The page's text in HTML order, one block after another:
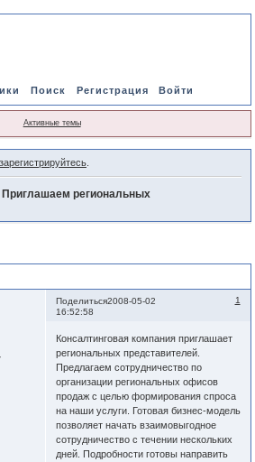
Поиск Регистрация Войти
Активные темы
зарегистрируйтесь.
Приглашаем региональных
Поделиться 1
2008-05-02
16:52:58
Консалтинговая компания приглашает
региональных представителей.
Предлагаем сотрудничество по
организации региональных офисов
продаж с целью формирования спроса
на наши услуги. Готовая бизнес-модель
позволяет начать взаимовыгодное
сотрудничество с течении нескольких
дней. Подробности готовы направить